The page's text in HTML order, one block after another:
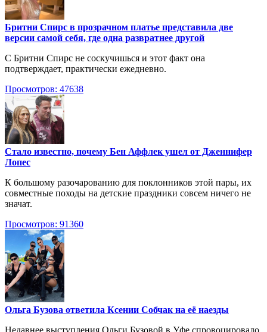
Бритни Спирс в прозрачном платье представила две
версии самой себя, где одна развратнее другой
С Бритни Спирс не соскучишься и этот факт она
подтверждает, практически ежедневно.
Просмотров: 47638
Стало известно, почему Бен Аффлек ушел от Дженнифер
Лопес
К большому разочарованию для поклонников этой пары, их
совместные походы на детские праздники совсем ничего не
значат.
Просмотров: 91360
Ольга Бузова ответила Ксении Собчак на её наезды
Недавнее выступления Ольги Бузовой в Уфе спровоцировало